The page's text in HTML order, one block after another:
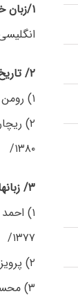
۱/زبان خارجی
۲/
۱) رومن گیرشمن، ایران از آغاز تا اسلام، ترجمه محمد معین، تهران، انتشارات علمی و فرهنگی، ۱۳۶۶/
۲)
۱۳۸۰/
۳/
۱۳۷۷/
۲) پرویز ناتل خانلری، تاریخ زبان فارسی، تهران، انتشارات بنیاد فرهنگ ایران، چ ۵، ۱۳۵۳، جلد نخست.
۳) محسن ابوالقاسمی، تاریخ زبان فارسی، تهران، انتشارات سمت، چ ۴، ۱۳۸۱/